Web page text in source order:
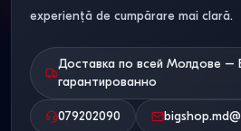
experiență de cumpărare mai clară.
Доставка по всей Молдове –
гарантированно
079202090